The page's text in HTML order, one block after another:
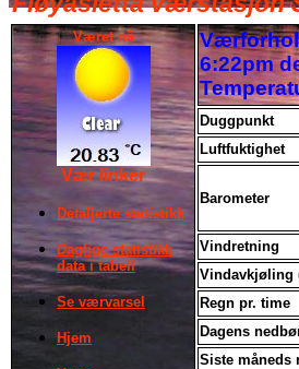
Været nå
Vær linker
Detaljerte statistikk
Daglige statistikk
data i tabell
Se værvarsel
Hjem
6:22pm
Duggpunkt
Luftfuktighet
Barometer
Vindretning
Vindavkjøling
Regn pr. time
Dagens
Siste måneds